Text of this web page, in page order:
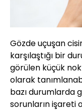
Gözde uçuşan
karşılaştığı bir
görülen küçük
olarak
bazı durumlarda
sorunların işareti